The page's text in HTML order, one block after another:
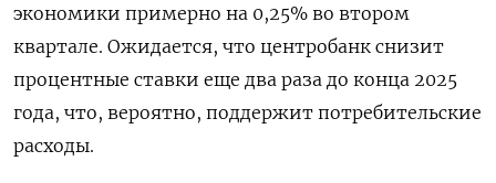
экономики примерно на 0,25% во втором
квартале. Ожидается, что центробанк снизит
процентные ставки еще два раза до конца 2025
года, что, вероятно, поддержит потребительские
расходы.